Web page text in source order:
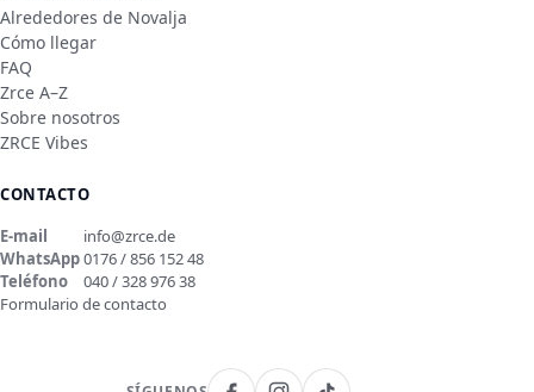
Alrededores de Novalja
Cómo llegar
FAQ
Zrce A–Z
Sobre nosotros
ZRCE Vibes
CONTACTO
E-mail
info@zrce.de
WhatsApp0176 / 856 152 48
Teléfono
040 / 328 976 38
Formulario de contacto